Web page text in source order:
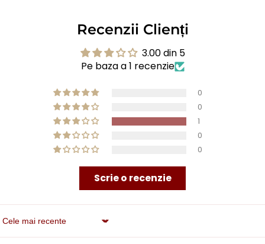
Recenzii Clienți
3.00 din 5
Pe baza a 1 recenzie
0
0
1
0
0
Scrie o recenzie
Sort By